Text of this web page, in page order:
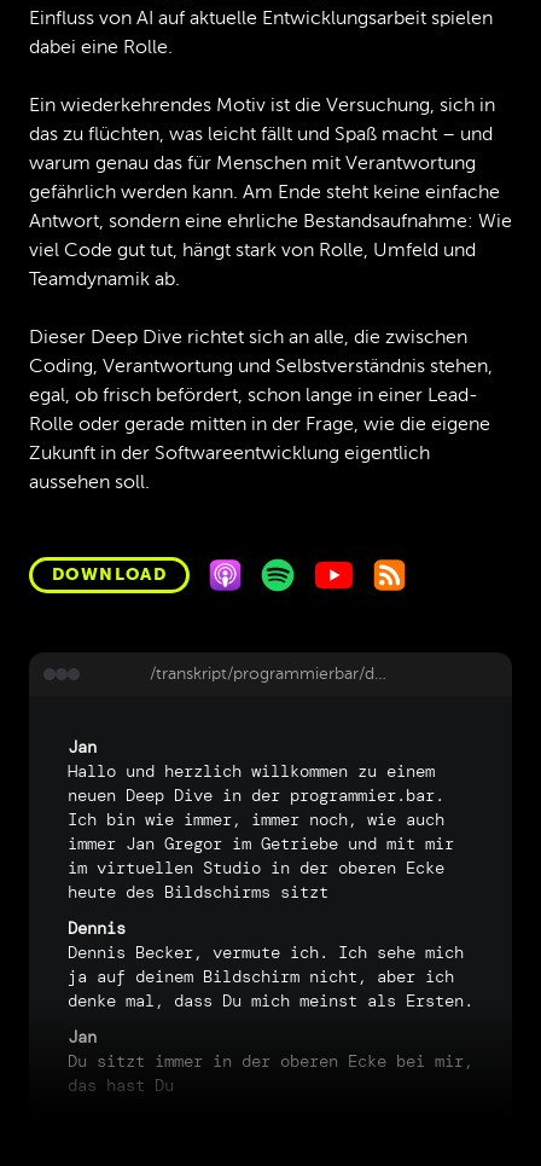
Einfluss von AI auf aktuelle Entwicklungsarbeit spielen
dabei eine Rolle.
Ein wiederkehrendes Motiv ist die Versuchung, sich in
das zu flüchten, was leicht fällt und Spaß macht – und
warum genau das für Menschen mit Verantwortung
gefährlich werden kann. Am Ende steht keine einfache
Antwort, sondern eine ehrliche Bestandsaufnahme: Wie
viel Code gut tut, hängt stark von Rolle, Umfeld und
Teamdynamik ab.
Dieser Deep Dive richtet sich an alle, die zwischen
Coding, Verantwortung und Selbstverständnis stehen,
egal, ob frisch befördert, schon lange in einer Lead-
Rolle oder gerade mitten in der Frage, wie die eigene
Zukunft in der Softwareentwicklung eigentlich
aussehen soll.
DOWNLOAD
/transkript/programmierbar/deep-dive-198-manager-und-coding-mit-mirko-seifert
Jan
Hallo und herzlich willkommen zu einem
neuen Deep Dive in der programmier.bar.
Ich bin wie immer, immer noch, wie auch
immer Jan Gregor im Getriebe und mit mir
im virtuellen Studio in der oberen Ecke
heute des Bildschirms sitzt
Dennis
Dennis Becker, vermute ich. Ich sehe mich
ja auf deinem Bildschirm nicht, aber ich
denke mal, dass Du mich meinst als Ersten.
Jan
Du sitzt immer in der oberen Ecke bei mir,
das hast Du